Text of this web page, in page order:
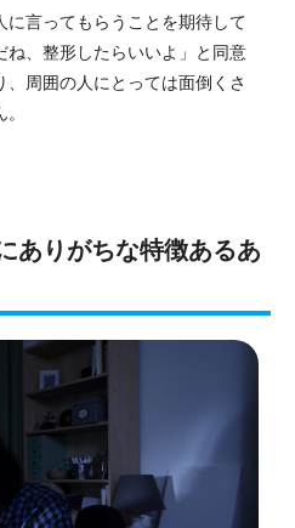
に言ってもらうことを期待して
ね、整形したらいいよ」と同意
周囲の人にとっては面倒くさ
ありがちな特徴あるあ